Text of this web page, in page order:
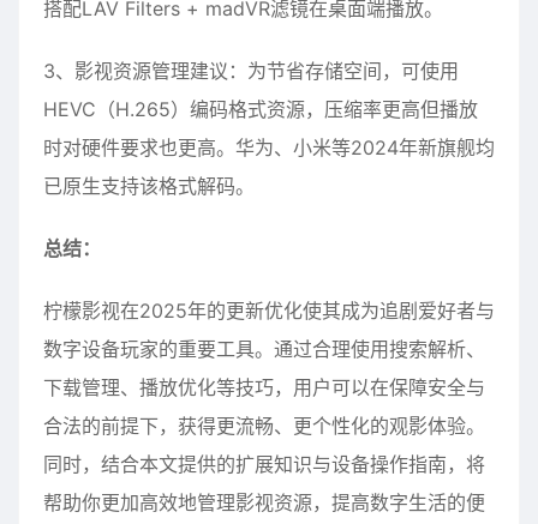
搭配LAV Filters + madVR滤镜在桌面端播放。
3、影视资源管理建议：为节省存储空间，可使用
HEVC（H.265）编码格式资源，压缩率更高但播放
时对硬件要求也更高。华为、小米等2024年新旗舰均
已原生支持该格式解码。
总结：
柠檬影视在2025年的更新优化使其成为追剧爱好者与
数字设备玩家的重要工具。通过合理使用搜索解析、
下载管理、播放优化等技巧，用户可以在保障安全与
合法的前提下，获得更流畅、更个性化的观影体验。
同时，结合本文提供的扩展知识与设备操作指南，将
帮助你更加高效地管理影视资源，提高数字生活的便